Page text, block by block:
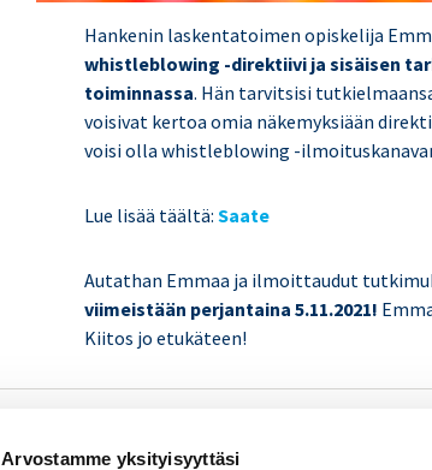
Arvostamme yksityisyyttäsi
Hankenin laskentatoimen opiskelija
whistleblowing -direktiivi ja sisäisen
toiminnassa. Hän tarvitsisi
voisivat kertoa omia näkemyksiään
voisi olla whistleblowing -
Lue lisää täältä:Saate
Autathan Emmaa ja ilmoittaudut
viimeistään perjantaina 5.11.2021!
Kiitos jo etukäteen!